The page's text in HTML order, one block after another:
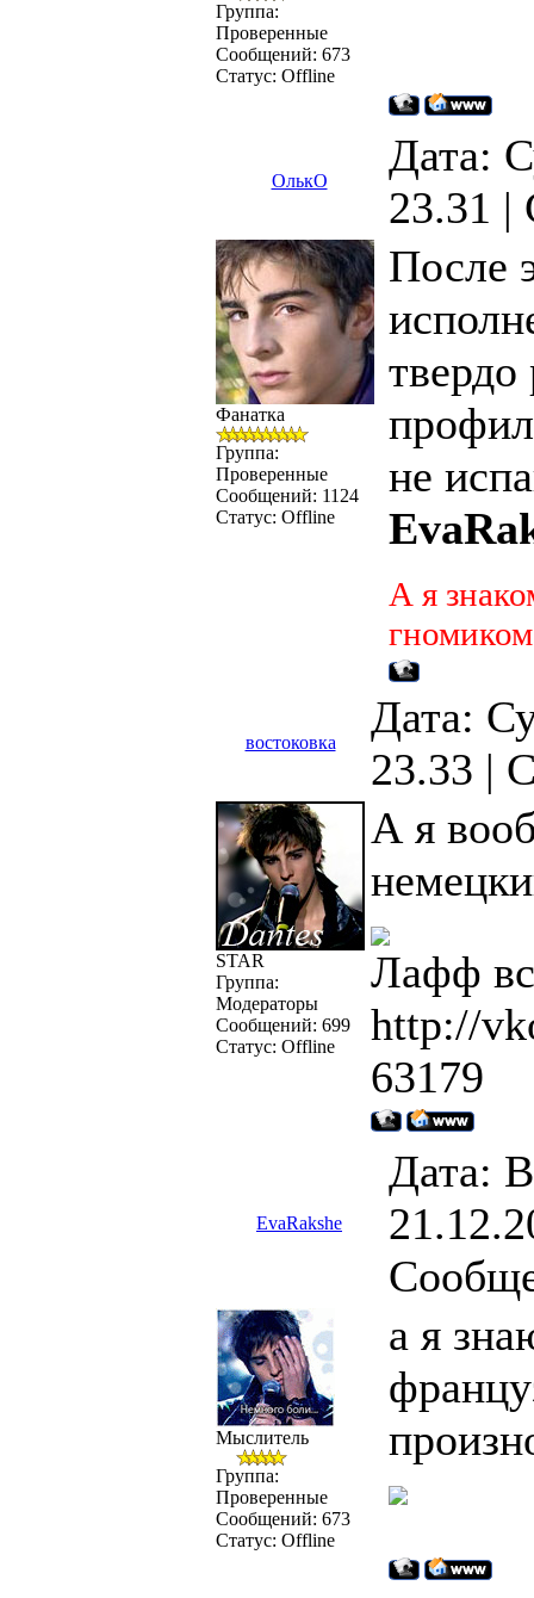
Группа:
Проверенные
Сообщений: 673
Статус: Offline
ОлькО
Дата:
23.31
Фанатка
Группа:
Проверенные
Сообщений: 1124
Статус: Offline
После
не
А я
востоковка
Дата:
23.33 |
STAR
Группа:
Модераторы
Сообщений: 699
Статус: Offline
А я
Лафф
http://
63179
EvaRakshe
Дата:
Мыслитель
Группа:
Проверенные
Сообщений: 673
Статус: Offline
а я